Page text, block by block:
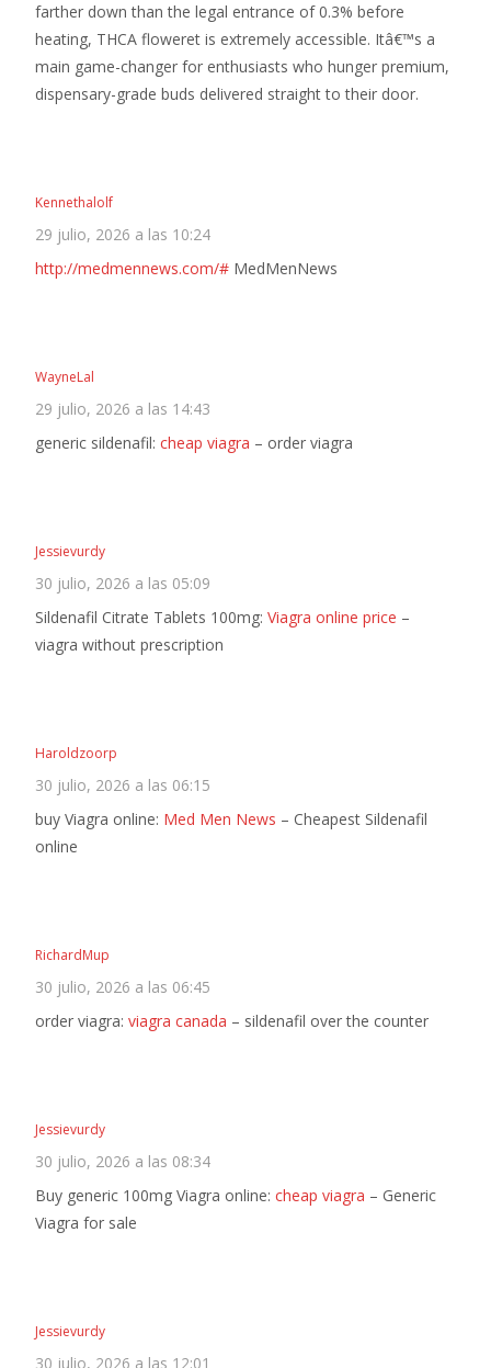
farther down than the legal entrance of 0.3% before
heating, THCA floweret is extremely accessible. Itâ€™s a
main game-changer for enthusiasts who hunger premium,
dispensary-grade buds delivered straight to their door.
Kennethalolf
29 julio, 2026 a las 10:24
http://medmennews.com/# MedMenNews
WayneLal
29 julio, 2026 a las 14:43
generic sildenafil: cheap viagra – order viagra
Jessievurdy
30 julio, 2026 a las 05:09
Sildenafil Citrate Tablets 100mg: Viagra online price –
viagra without prescription
Haroldzoorp
30 julio, 2026 a las 06:15
buy Viagra online: Med Men News – Cheapest Sildenafil
online
RichardMup
30 julio, 2026 a las 06:45
order viagra: viagra canada – sildenafil over the counter
Jessievurdy
30 julio, 2026 a las 08:34
Buy generic 100mg Viagra online: cheap viagra – Generic
Viagra for sale
Jessievurdy
30 julio, 2026 a las 12:01